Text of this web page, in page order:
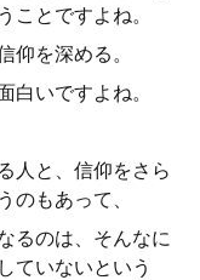
ことですよね。
仰を深める。
白いですよね。
人と、信仰をさら
のもあって、
るのは、そんなに
ていないという